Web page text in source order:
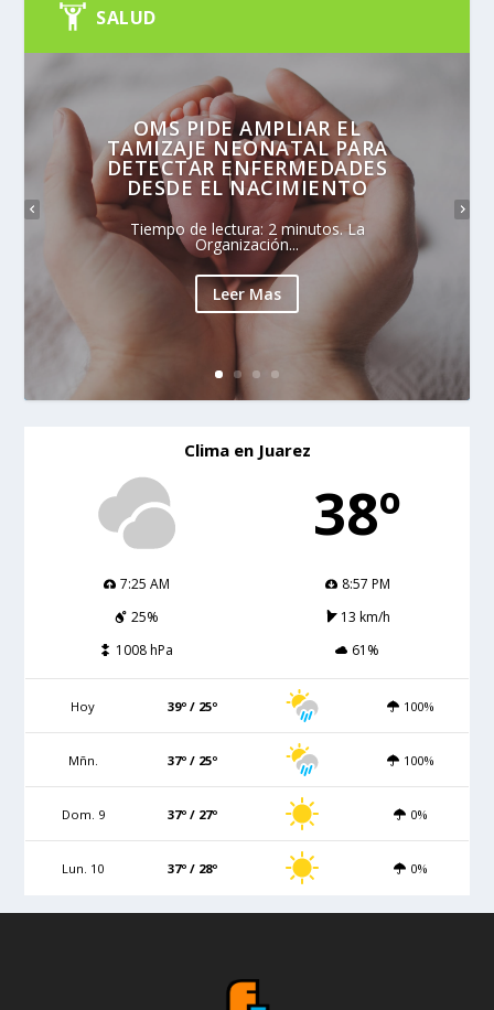
SALUD
OMS PIDE AMPLIAR EL
TAMIZAJE NEONATAL PARA
DETECTAR ENFERMEDADES
DESDE EL NACIMIENTO
Tiempo de lectura: 2 minutos. La
Organización...
Leer Mas
Clima en Juarez
38º
7:25 AM
8:57 PM
25%
13 km/h
1008 hPa
61%
Hoy 39º / 25º 100%
Mñn. 37º / 25º 100%
Dom. 9 37º / 27º 0%
Lun. 10 37º / 28º 0%